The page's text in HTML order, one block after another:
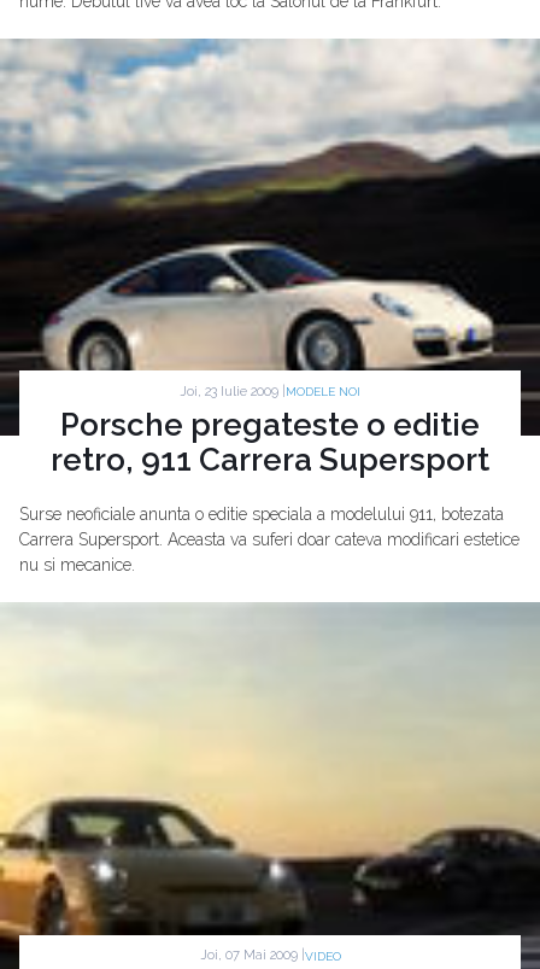
Joi, 23 Iulie 2009 | MODELE NOI
Porsche pregateste o editie
retro, 911 Carrera Supersport
Surse neoficiale anunta o editie speciala a modelului 911, botezata
Carrera Supersport. Aceasta va suferi doar cateva modificari estetice
nu si mecanice.
Joi, 07 Mai 2009 | VIDEO